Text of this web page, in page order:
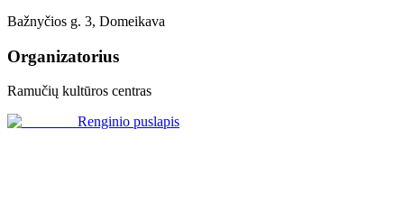
Bažnyčios g. 3, Domeikava
Organizatorius
Ramučių kultūros centras
Renginio puslapis